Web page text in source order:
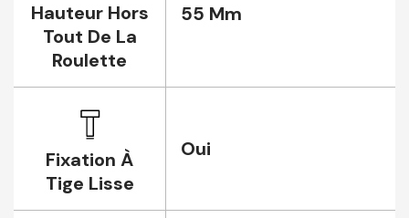
Hauteur Hors
Tout De La
Roulette
55 Mm
Fixation À
Tige Lisse
Oui